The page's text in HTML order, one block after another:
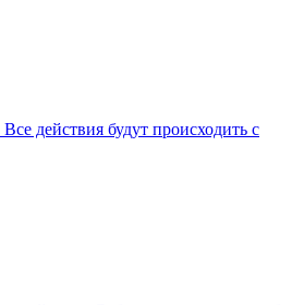
действия будут происходить с